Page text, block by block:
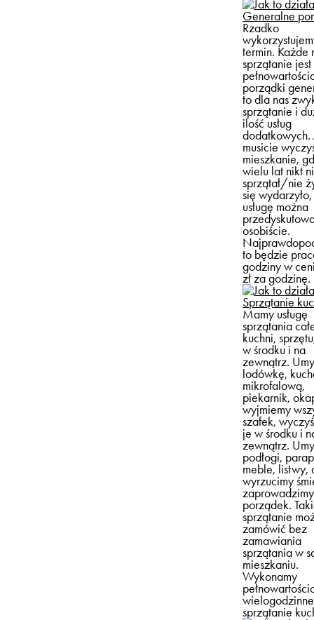
Generalne
Rzadko
termin. Każde
sprzątanie jest
porządki
to dla nas
sprzątanie i
ilość usług
dodatkowych.
musicie
mieszkanie,
wielu lat nikt
sprzątał/nie
się
usługę można
osobiście.
to będzie
godziny w
zł za godzinę.
Sprzątanie
Mamy usługę
sprzątania
kuchni,
w środku i na
zewnątrz.
lodówkę,
mikrofalową,
piekarnik,
wyjmiemy
szafek,
je w środku i
zewnątrz.
podłogi,
meble, listwy,
wyrzucimy
zaprowadzimy
porządek.
sprzątanie
zamówić bez
zamawiania
sprzątania w
mieszkaniu.
Wykonamy
wielogodzinne
sprzątanie